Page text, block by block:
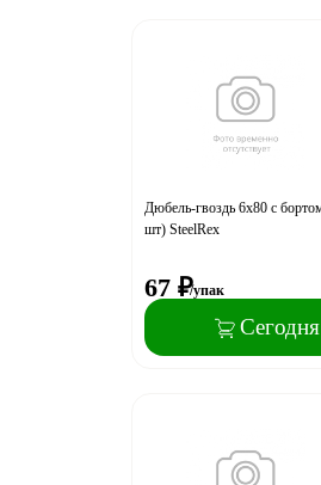
Дюбель-гвоздь 6x80 с
шт) SteelRex
67 ₽/упак
Сегодня